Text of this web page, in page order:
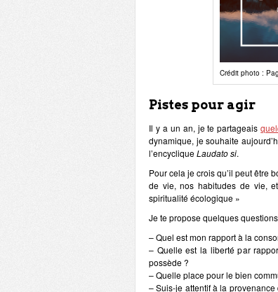
Crédit photo :
Pistes pour agir
Il y a un an, je te partageais
dynamique, je souhaite
l’encycliqueLaudato si.
Pour cela je crois qu’il peut être
de vie, nos habitudes de vie,
spiritualité écologique »
Je te propose quelques
– Quel est mon rapport à la
– Quelle est la liberté par
possède ?
– Quelle place pour le bien
– Suis-je attentif à la